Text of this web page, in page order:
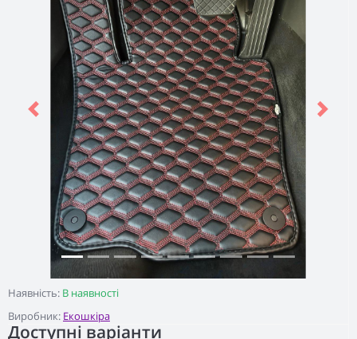
Наявність: В наявності
Виробник: Екошкіра
Previous Next
Доступні варіанти